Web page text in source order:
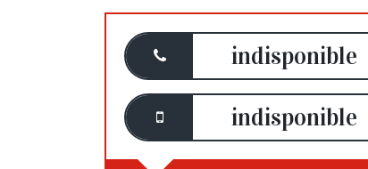
indisponible
indisponible